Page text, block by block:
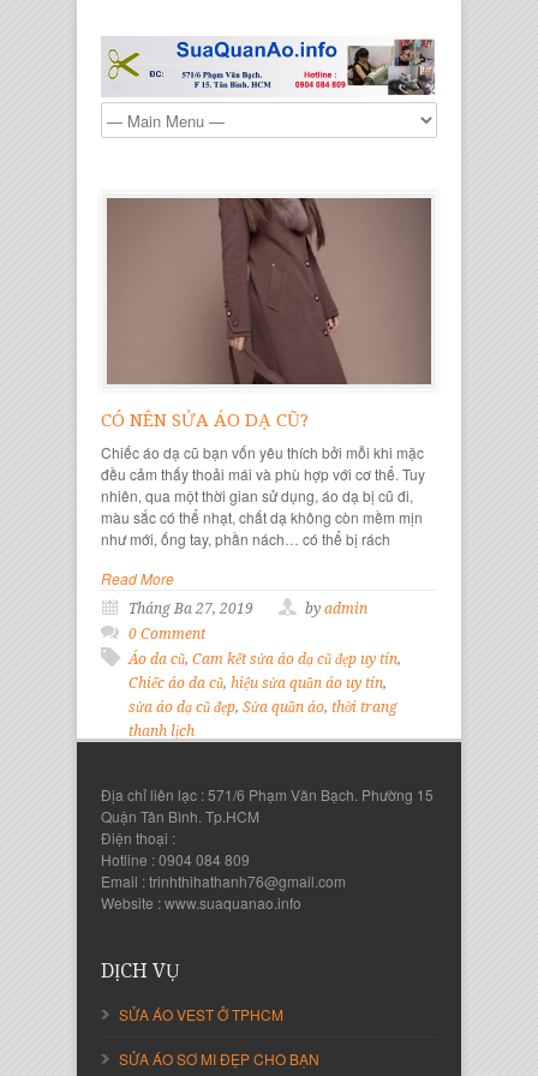
CÓ NÊN SỬA ÁO DẠ CŨ?
Chiếc áo dạ cũ bạn vốn yêu thích bởi mỗi khi mặc
đều cảm thấy thoải mái và phù hợp với cơ thể. Tuy
nhiên, qua một thời gian sử dụng, áo dạ bị cũ đi,
màu sắc có thể nhạt, chất dạ không còn mềm mịn
như mới, ống tay, phần nách… có thể bị rách
Read More
Tháng Ba 27, 2019 by admin
0 Comment
Áo da cũ, Cam kết sửa áo dạ cũ đẹp uy tín,
Chiếc áo da cũ, hiệu sửa quần áo uy tín,
sửa áo dạ cũ đẹp, Sửa quần áo, thời trang
thanh lịch
Địa chỉ liên lạc : 571/6 Phạm Văn Bạch. Phường 15
Quận Tân Bình. Tp.HCM
Điện thoại :
Hotline : 0904 084 809
Email : trinhthihathanh76@gmail.com
Website : www.suaquanao.info
DỊCH VỤ
SỬA ÁO VEST Ở TPHCM
SỬA ÁO SƠ MI ĐẸP CHO BẠN